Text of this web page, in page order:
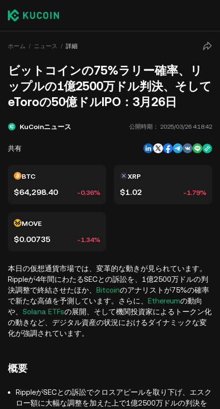
ホーム ニュース 詳細
ビットコインの75%ラリー確率、リ
ップルの1億2500万ドル判決、そして
eToroの50億ドルIPO：3月26日
KuCoinニュース 公開時期： 2025/03/26 4:18:42
共有
BTC
$64,298.40 -0.36%
XRP
$1.02 -1.79%
MOVE
$0.00735 -1.34%
本日の仮想通貨市場では、変革的な動きが見られています。
Rippleが4年間にわたるSECとの訴訟を、1億2500万ドルの判
決調整で終結させたほか、 Bitcoinのアナリストが75%の確率
で新たな高値を予測しています。さらに、 Ethereumの動向
や、 Solana ETFsの展開、そして機関投資家によるトークン化
の動きなど、デジタル資産の状況におけるダイナミックな変
化が強調されています。
概要
RippleがSECとの訴訟でクロスアピールを取り下げ、エスク
ロー額に大幅な調整を加えた上で1億2500万ドルの判決を